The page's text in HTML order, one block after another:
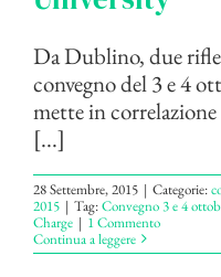
Da Dublino, due
convegno del 3 e 4
mette in
[...]
28 Settembre, 2015 | Categorie:
2015 | Tag:Convegno 3 e 4
Charge | 1 Commento
Continua a leggere